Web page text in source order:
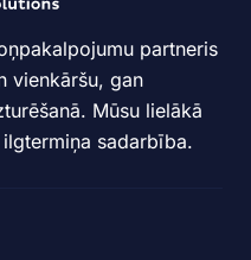
partneris
vienkāršu, gan
Mūsu lielākā
sadarbība.